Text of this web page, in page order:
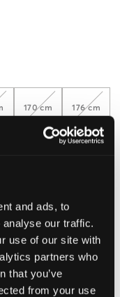
and ads, to
our traffic.
use of our site with
partners who
that you’ve
from your use
170 cm 176 cm